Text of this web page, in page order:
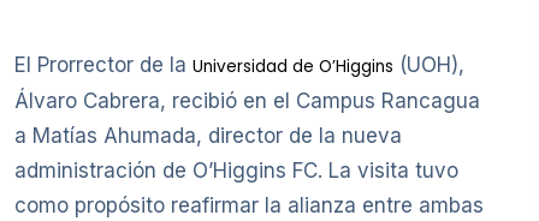
El Prorrector de la Universidad de O’Higgins (UOH),
Álvaro Cabrera, recibió en el Campus Rancagua
a Matías Ahumada, director de la nueva
administración de O’Higgins FC. La visita tuvo
como propósito reafirmar la alianza entre ambas